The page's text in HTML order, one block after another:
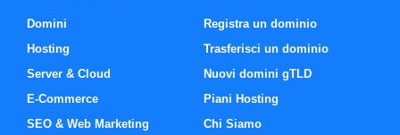
Domini
Hosting
Server & Cloud
E-Commerce
SEO & Web Marketing
Registra un dominio
Trasferisci un dominio
Nuovi domini gTLD
Piani Hosting
Chi Siamo